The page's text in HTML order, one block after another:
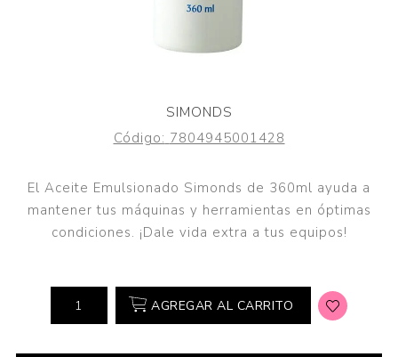
SIMONDS
Código: 7804945001428
El Aceite Emulsionado Simonds de 360ml ayuda a
mantener tus máquinas y herramientas en óptimas
condiciones. ¡Dale vida extra a tus equipos!
AGREGAR AL CARRITO